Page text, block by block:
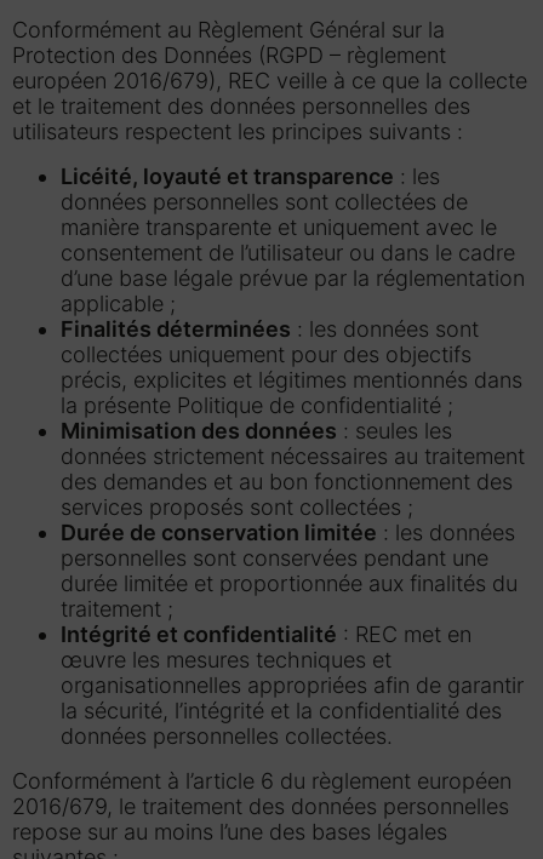
Conformément au Règlement Général sur la
Protection des Données (RGPD – règlement
européen 2016/679), REC veille à ce que la collecte
et le traitement des données personnelles des
utilisateurs respectent les principes suivants :
Licéité, loyauté et transparence : les
données personnelles sont collectées de
manière transparente et uniquement avec le
consentement de l’utilisateur ou dans le cadre
d’une base légale prévue par la réglementation
applicable ;
Finalités déterminées : les données sont
collectées uniquement pour des objectifs
précis, explicites et légitimes mentionnés dans
la présente Politique de confidentialité ;
Minimisation des données : seules les
données strictement nécessaires au traitement
des demandes et au bon fonctionnement des
services proposés sont collectées ;
Durée de conservation limitée : les données
personnelles sont conservées pendant une
durée limitée et proportionnée aux finalités du
traitement ;
Intégrité et confidentialité : REC met en
œuvre les mesures techniques et
organisationnelles appropriées afin de garantir
la sécurité, l’intégrité et la confidentialité des
données personnelles collectées.
Conformément à l’article 6 du règlement européen
2016/679, le traitement des données personnelles
repose sur au moins l’une des bases légales